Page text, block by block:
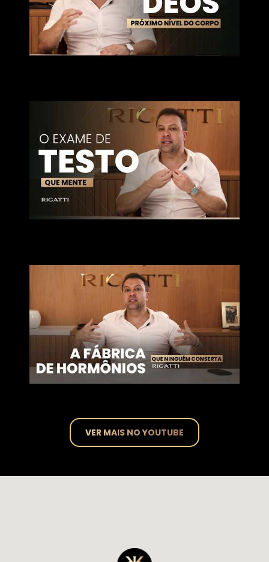
VER MAIS NO YOUTUBE